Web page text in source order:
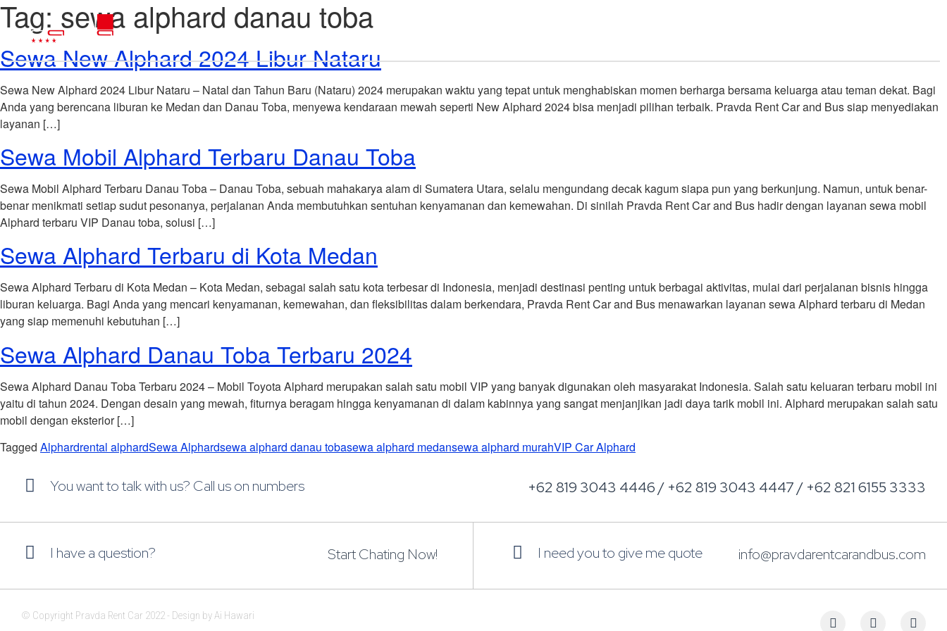
Tag: sewa alphard danau toba
Sewa New Alphard 2024 Libur Nataru
Sewa New Alphard 2024 Libur Nataru – Natal dan Tahun Baru (Nataru) 2024 merupakan waktu yang tepat untuk menghabiskan momen berharga bersama keluarga atau teman dekat. Bagi
Anda yang berencana liburan ke Medan dan Danau Toba, menyewa kendaraan mewah seperti New Alphard 2024 bisa menjadi pilihan terbaik. Pravda Rent Car and Bus siap menyediakan
layanan […]
Sewa Mobil Alphard Terbaru Danau Toba
Sewa Mobil Alphard Terbaru Danau Toba – Danau Toba, sebuah mahakarya alam di Sumatera Utara, selalu mengundang decak kagum siapa pun yang berkunjung. Namun, untuk benar-
benar menikmati setiap sudut pesonanya, perjalanan Anda membutuhkan sentuhan kenyamanan dan kemewahan. Di sinilah Pravda Rent Car and Bus hadir dengan layanan sewa mobil
Alphard terbaru VIP Danau toba, solusi […]
Sewa Alphard Terbaru di Kota Medan
Sewa Alphard Terbaru di Kota Medan – Kota Medan, sebagai salah satu kota terbesar di Indonesia, menjadi destinasi penting untuk berbagai aktivitas, mulai dari perjalanan bisnis hingga
liburan keluarga. Bagi Anda yang mencari kenyamanan, kemewahan, dan fleksibilitas dalam berkendara, Pravda Rent Car and Bus menawarkan layanan sewa Alphard terbaru di Medan
yang siap memenuhi kebutuhan […]
Sewa Alphard Danau Toba Terbaru 2024
Sewa Alphard Danau Toba Terbaru 2024 – Mobil Toyota Alphard merupakan salah satu mobil VIP yang banyak digunakan oleh masyarakat Indonesia. Salah satu keluaran terbaru mobil ini
yaitu di tahun 2024. Dengan desain yang mewah, fiturnya beragam hingga kenyamanan di dalam kabinnya yang sangat menjanjikan jadi daya tarik mobil ini. Alphard merupakan salah satu
mobil dengan eksterior […]
Tagged Alphardrental alphardSewa Alphardsewa alphard danau tobasewa alphard medansewa alphard murahVIP Car Alphard
You want to talk with us? Call us on numbers +62 819 3043 4446 / +62 819 3043 4447 / +62 821 6155 3333
I have a question? Start Chating Now! I need you to give me quote info@pravdarentcarandbus.com
© Copyright Pravda Rent Car 2022 - Design by Ai Hawari